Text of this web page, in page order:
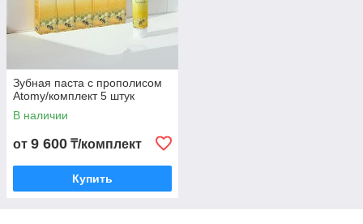
Зубная паста c прополисом
Atomy/комплект 5 штук
В наличии
от 9 600 ₸/комплект
Купить